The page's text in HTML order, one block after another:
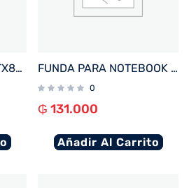
SOPORTE P/TV FTX FTX80-466A 37″ A 86″ 60KG ART/INC5°/GIRO60°/NEGRO FUNDA PARA NOTEBOOK FTX SEDA-LV 15.6″ LAVANDA
0
₲ 131.000
Añadir Al Carrito